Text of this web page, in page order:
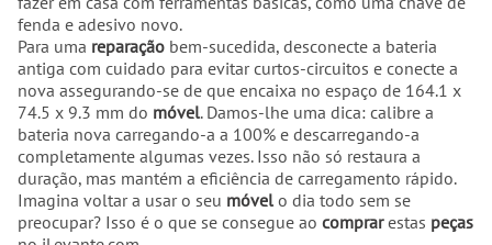
fenda e adesivo novo.
Para uma reparação bem-sucedida, desconecte a bateria
antiga com cuidado para evitar curtos-circuitos e conecte a
nova assegurando-se de que encaixa no espaço de 164.1 x
74.5 x 9.3 mm do móvel. Damos-lhe uma dica: calibre a
bateria nova carregando-a a 100% e descarregando-a
completamente algumas vezes. Isso não só restaura a
duração, mas mantém a eficiência de carregamento rápido.
Imagina voltar a usar o seu móvel o dia todo sem se
preocupar? Isso é o que se consegue ao comprarestas peças